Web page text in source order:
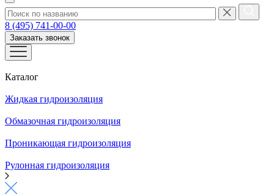
8 (495) 741-00-00
Заказать звонок
Каталог
Жидкая гидроизоляция
Обмазочная гидроизоляция
Проникающая гидроизоляция
Рулонная гидроизоляция